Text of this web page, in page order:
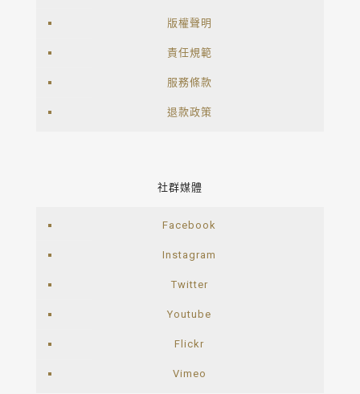
版權聲明
責任規範
服務條款
退款政策
社群媒體
Facebook
Instagram
Twitter
Youtube
Flickr
Vimeo